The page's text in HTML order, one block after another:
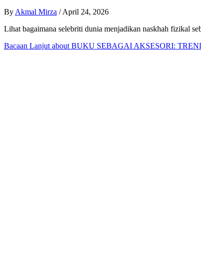
By Akmal Mirza / April 24, 2026
Lihat bagaimana selebriti dunia menjadikan naskhah fizikal
Bacaan Lanjut about BUKU SEBAGAI AKSESORI: